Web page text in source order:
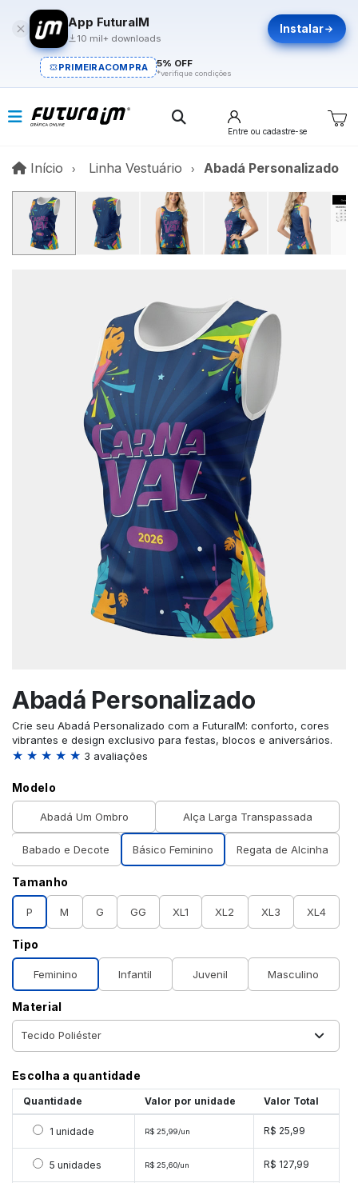
App FuturaIM
10 mil+ downloads
Instalar
PRIMEIRACOMPRA 5% OFF
*verifique condições
Entre ou cadastre-se
Início InícioLinha Vestuário Abadá Personalizado
Abadá Personalizado
Crie seu Abadá Personalizado com a FuturaIM: conforto, cores
vibrantes e design exclusivo para festas, blocos e aniversários.
★ ★ ★ ★ ★ 3 avaliações
Modelo
Abadá Um Ombro Alça Larga Transpassada
Babado e Decote Básico Feminino Regata de Alcinha
Tamanho
P M G GG XL1 XL2 XL3 XL4
Tipo
Feminino Infantil Juvenil Masculino
Material
Escolha a quantidade
Quantidade Valor por unidade Valor Total
Selecionar 1 unidade
1 unidade R$ 25,99/un R$ 25,99
Selecionar 5 unidades
5 unidades R$ 25,60/un R$ 127,99